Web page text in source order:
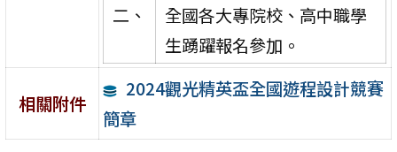
二、
全國各大專院校、高中職學
生踴躍報名參加。
相關附件
2024觀光精英盃全國遊程設計競賽
簡章